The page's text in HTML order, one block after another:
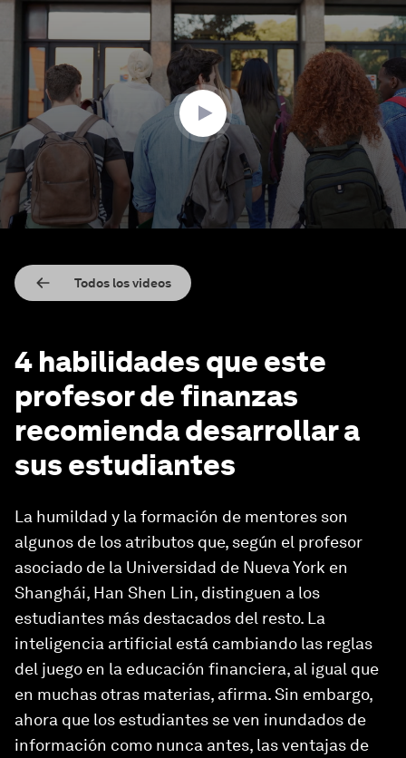
0
seconds
minutes,
seconds
Todos los videos
4 habilidades que este
profesor de finanzas
recomienda desarrollar a
sus estudiantes
La humildad y la formación de mentores son
algunos de los atributos que, según el profesor
asociado de la Universidad de Nueva York en
Shanghái, Han Shen Lin, distinguen a los
estudiantes más destacados del resto. La
inteligencia artificial está cambiando las reglas
del juego en la educación financiera, al igual que
en muchas otras materias, afirma. Sin embargo,
ahora que los estudiantes se ven inundados de
información como nunca antes, las ventajas de